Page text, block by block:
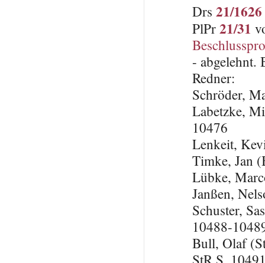
Drs 21/1626
PlPr21/31
- abgelehnt.
Redner:
Schröder,
Labetzke,
10476
Lenkeit,
Timke, Jan
Lübke,
Janßen,
Schuster,
10488-
Bull, Olaf